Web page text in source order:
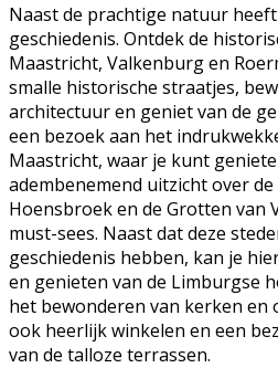
Naast de prachtige natuur
geschiedenis. Ontdek de
Maastricht, Valkenburg en
smalle historische straatjes,
architectuur en geniet van de
een bezoek aan het
Maastricht, waar je kunt
adembenemend uitzicht over
Hoensbroek en de Grotten van
must-sees. Naast dat deze
geschiedenis hebben, kan je
en genieten van de Limburgse
het bewonderen van kerken en
ook heerlijk winkelen en een
van de talloze terrassen.